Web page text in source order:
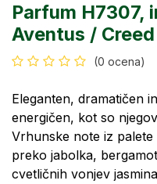
Parfum H7307,
Aventus / Creed
(0 ocena)
Eleganten, dramatičen
energičen, kot so
Vrhunske note iz
preko jabolka,
cvetličnih vonjev